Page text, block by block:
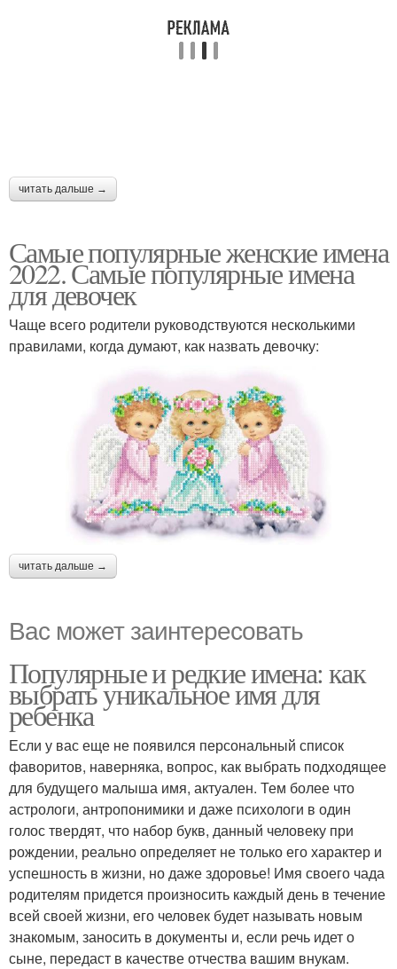
читать дальше →
Самые популярные женские имена
2022. Самые популярные имена
для девочек
Чаще всего родители руководствуются несколькими
правилами, когда думают, как назвать девочку:
читать дальше →
Вас может заинтересовать
Популярные и редкие имена: как
выбрать уникальное имя для
ребенка
Если у вас еще не появился персональный список
фаворитов, наверняка, вопрос, как выбрать подходящее
для будущего малыша имя, актуален. Тем более что
астрологи, антропонимики и даже психологи в один
голос твердят, что набор букв, данный человеку при
рождении, реально определяет не только его характер и
успешность в жизни, но даже здоровье! Имя своего чада
родителям придется произносить каждый день в течение
всей своей жизни, его человек будет называть новым
знакомым, заносить в документы и, если речь идет о
сыне, передаст в качестве отчества вашим внукам.